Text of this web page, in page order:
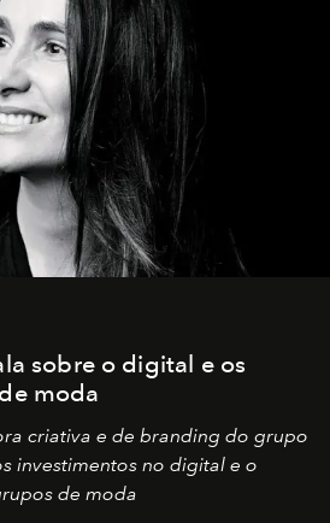
sobre o digital e os
moda
criativa e de branding do grupo
investimentos no digital e o
de moda